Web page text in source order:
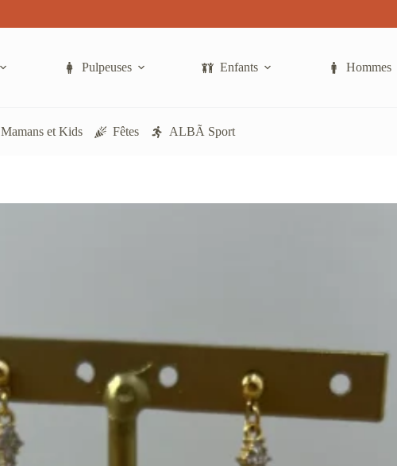
Pulpeuses Enfants Hommes
Mamans et Kids Fêtes ALBÃ Sport